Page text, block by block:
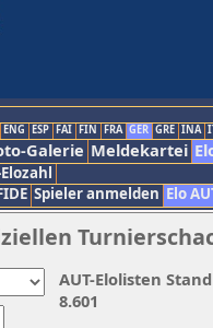
ENG ESP FAI FIN FRA GER GRE INA
Galerie Meldekartei
Spieler anmelden Elo
AUT-Elolisten
8.601